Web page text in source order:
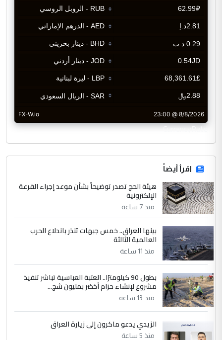
CurrencyRate
اقرأ أيضاً
هيئة الحج تصدر توضيحاً بشأن موعد إجراء القرعة
الإلكترونية
منذ 7 ساعة
بينها العراق.. خمس جبهات تنذر باندلاع الحرب
العالمية الثالثة
منذ 11 ساعة
بطول 90 كيلومترًا.. العتبة العباسية تباشر تنفيذ
مشروع لإنشاء حزام أخضر بمليون شج...
منذ 13 ساعة
الزيدي يدعو ماكرون إلى زيارة العراق
منذ 5 ساعة